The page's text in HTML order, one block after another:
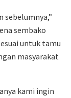
sebelumnya,”
sembako
untuk tamu
masyarakat
kami ingin